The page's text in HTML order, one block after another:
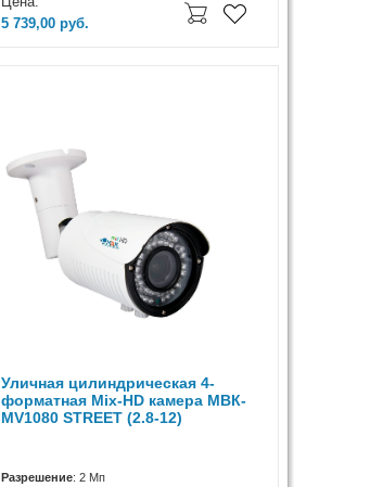
5 739,00руб.
Уличная цилиндрическая 4-
форматная Mix-HD камера МВК-
МV1080 STREET (2.8-12)
Разрешение: 2 Мп